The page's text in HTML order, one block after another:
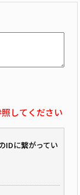
してください
IDに繋がってい